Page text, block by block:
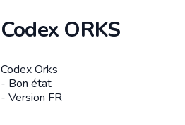
Codex ORKS
Description
Codex Orks
- Bon état
- Version FR